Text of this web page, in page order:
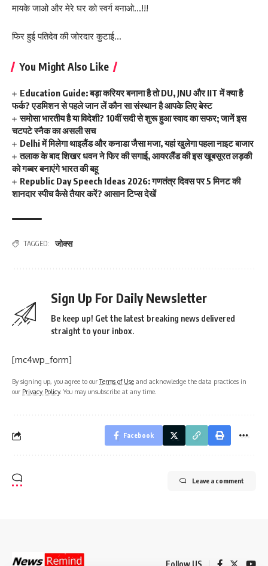
मायके जाओ और मेरे घर को स्वर्ग बनाओ…!!!
फिर हुई पतिदेव की जोरदार कुटाई…
You Might Also Like
Education Guide: बड़ा करियर बनाना है तो DU, JNU और IIT में क्या है
फर्क? एडमिशन से पहले जान लें कौन सा संस्थान है आपके लिए बेस्ट
समोसा भारतीय है या विदेशी? 10वीं सदी से शुरू हुआ स्वाद का सफर; जानें इस
चटपटे स्नैक का असली सच
Delhi में मिलेगा थाइलैंड और कनाडा जैसा मजा, यहां खुलेगा पहला नाइट बाजार
तलाक के बाद शिखर धवन ने फिर की सगाई, आयरलैंड की इस खूबसूरत लड़की
को गब्बर बनाएंगे भारत की बहू
Republic Day Speech Ideas 2026: गणतंत्र दिवस पर 5 मिनट की
शानदार स्पीच कैसे तैयार करें? आसान टिप्स देखें
TAGGED: जोक्स
Sign Up For Daily Newsletter
Be keep up! Get the latest breaking news delivered
straight to your inbox.
[mc4wp_form]
By signing up, you agree to ourTerms of Use and acknowledge the data practices in
our Privacy Policy. You may unsubscribe at any time.
Facebook
Leave a comment